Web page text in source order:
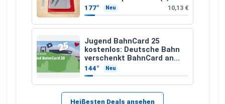
mm – 12 Stück)
177° Neu 10,13 €
Jugend BahnCard 25
kostenlos: Deutsche Bahn
verschenkt BahnCard an
Kinder und Jugendliche
144° Neu
Heißesten Deals ansehen